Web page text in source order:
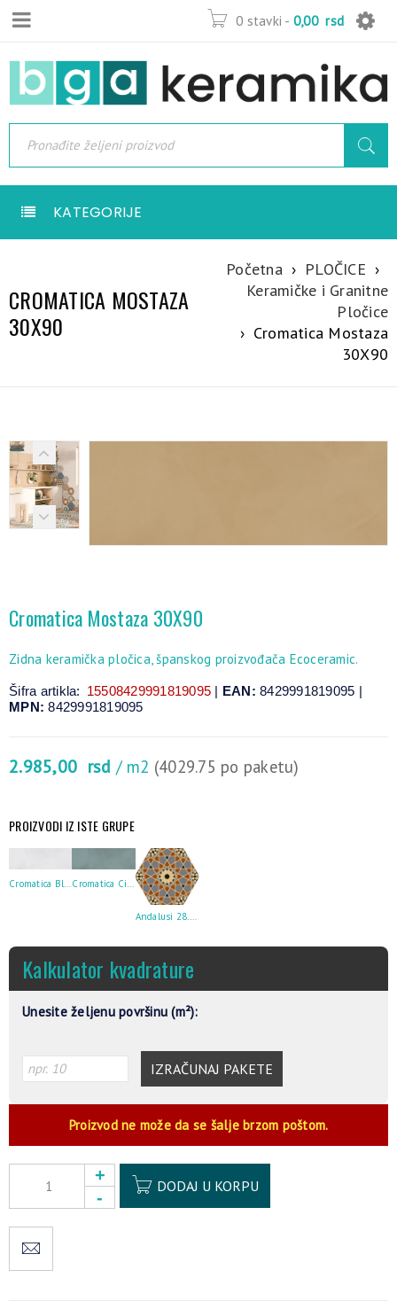
0 stavki - 0,00 rsd
KATEGORIJE
CROMATICA MOSTAZA
30X90
Početna › PLOČICE ›
Keramičke i Granitne
Pločice
› Cromatica Mostaza
30X90
Cromatica Mostaza 30X90
Zidna keramička pločica, španskog proizvođača Ecoceramic.
Šifra artikla: 15508429991819095 | EAN: 8429991819095 |
MPN: 8429991819095
2.985,00 rsd / m2 (4029.75 po paketu)
PROIZVODI IZ ISTE GRUPE
Kalkulator kvadrature
Unesite željenu površinu (m²):
IZRAČUNAJ PAKETE
Proizvod ne može da se šalje brzom poštom.
DODAJ U KORPU